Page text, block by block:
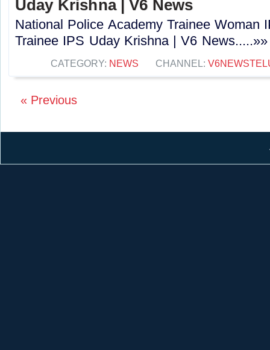
Uday Krishna | V6 News
National Police Academy Trainee Woman
Trainee IPS Uday Krishna | V6 News.....»»
CATEGORY: NEWS CHANNEL:
« Previous